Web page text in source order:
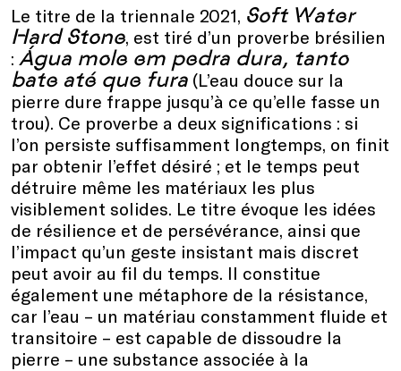
Le titre de la triennale 2021, Soft Water
Hard Stone, est tiré d’un proverbe brésilien
: Água mole em pedra dura, tanto
bate até que fura (L’eau douce sur la
pierre dure frappe jusqu’à ce qu’elle fasse un
trou). Ce proverbe a deux significations : si
l’on persiste suffisamment longtemps, on finit
par obtenir l’effet désiré ; et le temps peut
détruire même les matériaux les plus
visiblement solides. Le titre évoque les idées
de résilience et de persévérance, ainsi que
l’impact qu’un geste insistant mais discret
peut avoir au fil du temps. Il constitue
également une métaphore de la résistance,
car l’eau – un matériau constamment fluide et
transitoire – est capable de dissoudre la
pierre – une substance associée à la